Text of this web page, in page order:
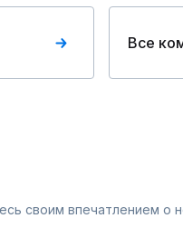
Все
своим впечатлением о